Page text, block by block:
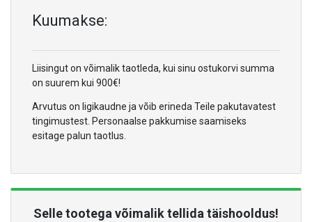
Kuumakse:
Liisingut on võimalik taotleda, kui sinu ostukorvi summa
on suurem kui 900€!
Arvutus on ligikaudne ja võib erineda Teile pakutavatest
tingimustest. Personaalse pakkumise saamiseks
esitage palun taotlus.
Selle tootega võimalik tellida täishooldus!